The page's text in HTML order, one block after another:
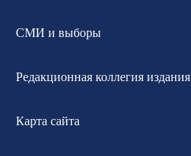
СМИ и выборы
Редакционная коллегия издания
Карта сайта